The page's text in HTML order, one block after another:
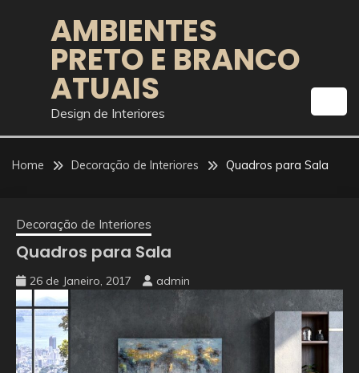
AMBIENTES
PRETO E BRANCO
ATUAIS
Design de Interiores
Home Decoração de Interiores Quadros para Sala
Decoração de Interiores
Quadros para Sala
26 de Janeiro, 2017 admin